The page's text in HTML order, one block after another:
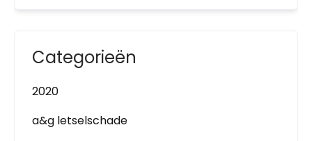
Categorieën
2020
a&g letselschade